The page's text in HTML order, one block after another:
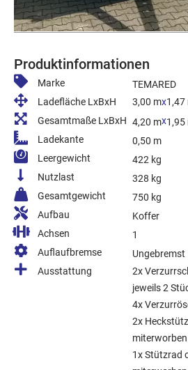
Produktinformationen
Marke
TEMARED
Ladefläche LxBxH
3,00 mx1,47
Gesamtmaße LxBxH 4,20 mx1,95
Ladekante
0,50 m
Leergewicht
422 kg
Nutzlast
328 kg
Gesamtgewicht
750 kg
Aufbau
Koffer
Achsen
1
Auflaufbremse
Ungebremst
Ausstattung
2x
jeweils 2
4x
2x
1x Stützrad